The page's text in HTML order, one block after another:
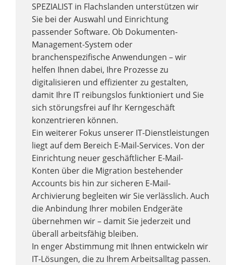
SPEZIALIST in Flachslanden unterstützen wir
Sie bei der Auswahl und Einrichtung
passender Software. Ob Dokumenten-
Management-System oder
branchenspezifische Anwendungen – wir
helfen Ihnen dabei, Ihre Prozesse zu
digitalisieren und effizienter zu gestalten,
damit Ihre IT reibungslos funktioniert und Sie
sich störungsfrei auf Ihr Kerngeschäft
konzentrieren können.
Ein weiterer Fokus unserer IT-Dienstleistungen
liegt auf dem Bereich E-Mail-Services. Von der
Einrichtung neuer geschäftlicher E-Mail-
Konten über die Migration bestehender
Accounts bis hin zur sicheren E-Mail-
Archivierung begleiten wir Sie verlässlich. Auch
die Anbindung Ihrer mobilen Endgeräte
übernehmen wir – damit Sie jederzeit und
überall arbeitsfähig bleiben.
In enger Abstimmung mit Ihnen entwickeln wir
IT-Lösungen, die zu Ihrem Arbeitsalltag passen.